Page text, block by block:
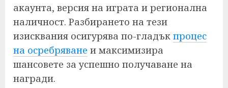
акаунта, версия на играта и регионална
наличност. Разбирането на тези
изисквания осигурява по-гладък процес
на осребряване и максимизира
шансовете за успешно получаване на
награди.